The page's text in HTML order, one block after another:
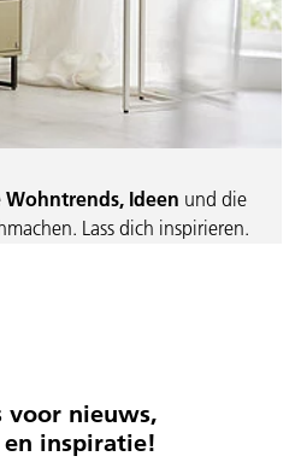
Wohntrends, Ideen und die
Lass dich inspirieren.
voor nieuws,
en inspiratie!